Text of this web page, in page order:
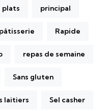
plats principal
pâtisserie Rapide
repas de semaine
Sans gluten
laitiers Sel casher